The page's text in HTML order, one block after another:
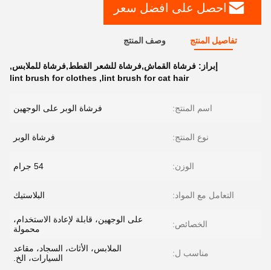
احصل على افضل سعر
تفاصيل المنتج وصف المنتج
إبراز: فرشاة القماش,فرشاة للشعر القطط,فرشاة للملابس,
lint brush for cat hair
,
lint brush for clothes
اسم المنتج: فرشاة الوبر على الوجهين
نوع المنتج: فرشاة الوبر
الوزن: 54 جرام
التعامل مع المواد: البلاستيك
الخصائص:
على الوجهين، قابلة لإعادة الاستخدام،
محمولة
مناسب ل:
الملابس، الأثاث، السجاد، مقاعد
السيارات، الخ.